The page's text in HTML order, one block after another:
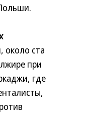
ста
при
где